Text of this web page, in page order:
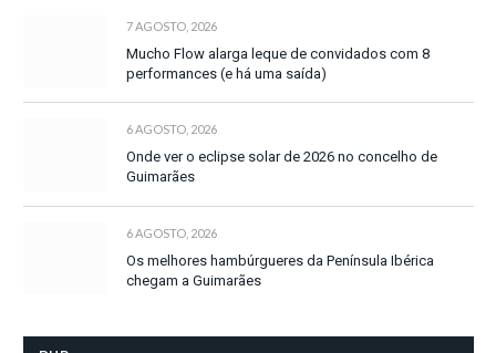
7 AGOSTO, 2026
Mucho Flow alarga leque de convidados com 8
performances (e há uma saída)
6 AGOSTO, 2026
Onde ver o eclipse solar de 2026 no concelho de
Guimarães
6 AGOSTO, 2026
Os melhores hambúrgueres da Península Ibérica
chegam a Guimarães